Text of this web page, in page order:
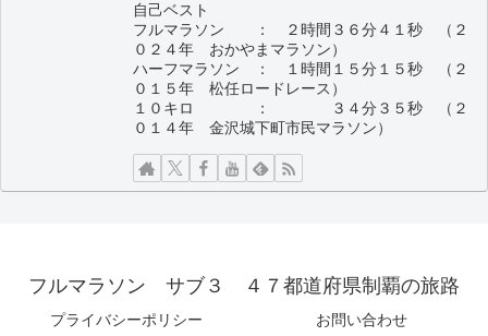
自己ベスト
フルマラソン ： ２時間３６分４１秒 （２
０２４年 おかやまマラソン）
ハーフマラソン ： １時間１５分１５秒 （２
０１５年 松任ロードレース）
１０キロ ： ３４分３５秒 （２
０１４年 金沢城下町市民マラソン）
フルマラソン サブ３ ４７都道府県制覇の旅路
プライバシーポリシー お問い合わせ